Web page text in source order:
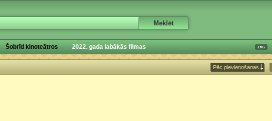
Šobrīd kinoteātros 2022. gada labākās filmas
Pēc pievienošanas